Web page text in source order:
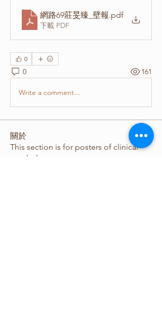
網路69莊旻臻_壁報.pdf
下載 PDF
0
0 161
Write a comment...
關於
This section is for posters of clinical
psychology